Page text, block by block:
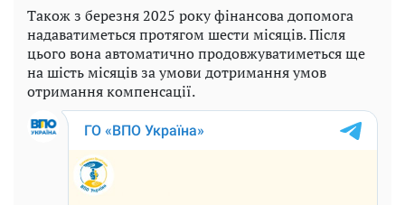
Також з березня 2025 року фінансова допомога
надаватиметься протягом шести місяців. Після
цього вона автоматично продовжуватиметься ще
на шість місяців за умови дотримання умов
отримання компенсації.